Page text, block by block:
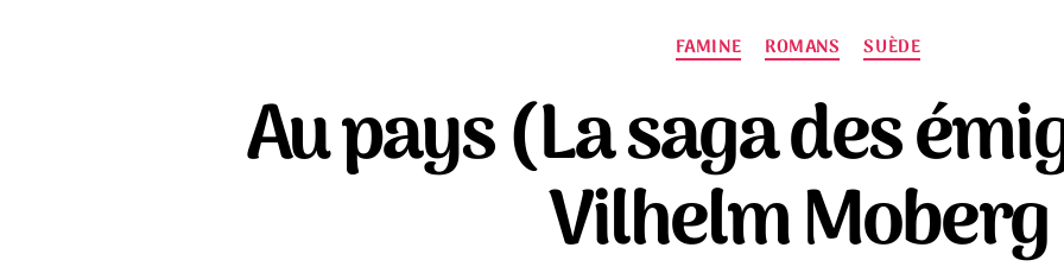
Catégories
FAMINE ROMANS SUÈDE
Au pays (La saga des
Vilhelm Moberg